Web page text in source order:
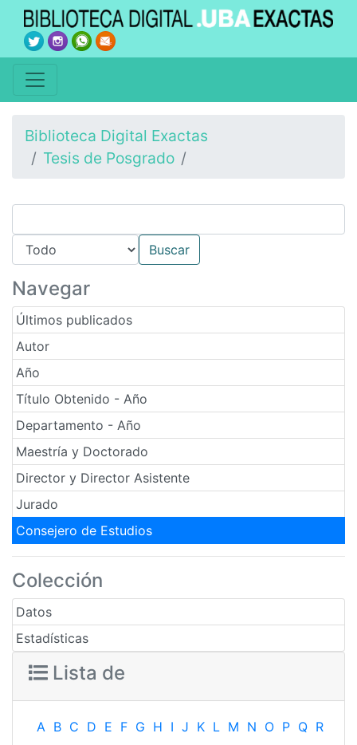
Biblioteca Digital Exactas
Tesis de Posgrado
Navegar
Últimos publicados
Autor
Año
Título Obtenido - Año
Departamento - Año
Maestría y Doctorado
Director y Director Asistente
Jurado
Consejero de Estudios
Colección
Datos
Estadísticas
Lista de
A B C D E F G H I J K L M N O P Q R